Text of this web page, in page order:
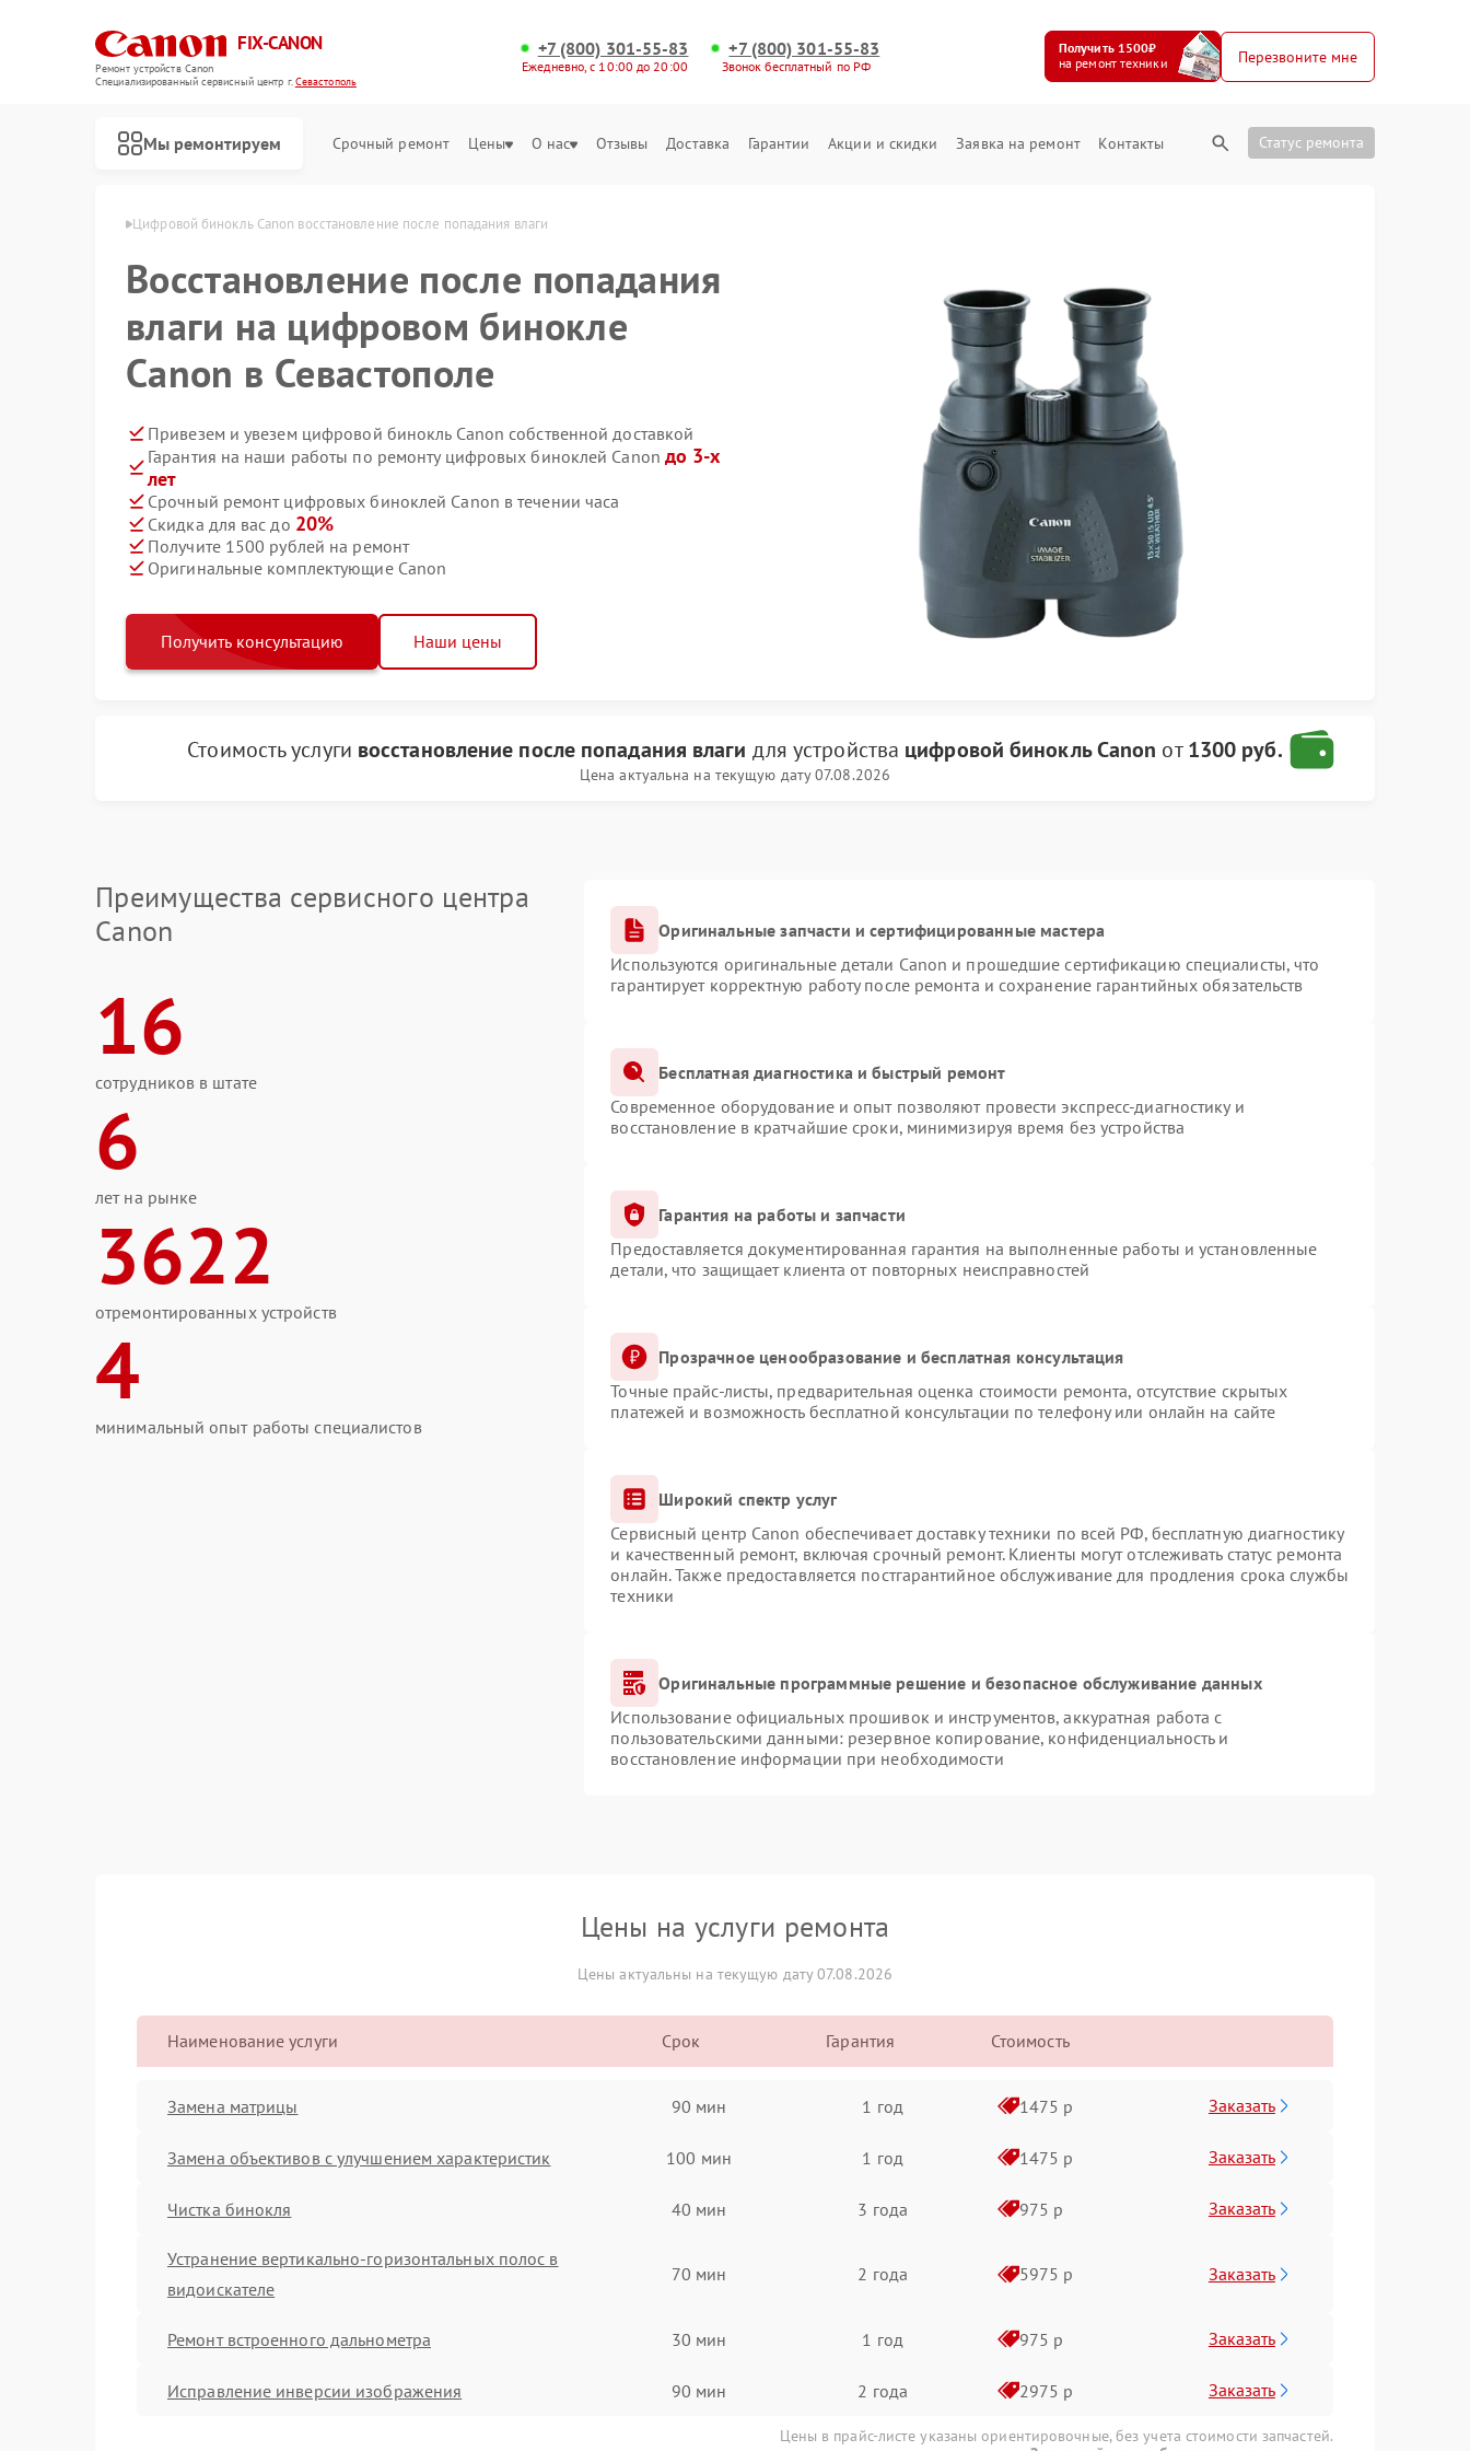
FIX-CANON
Ремонт устройств Canon
Специализированный cервисный центр г.Севастополь
+7 (800) 301-55-83
Ежедневно, с 10:00 до 20:00
+7 (800) 301-55-83
Звонок бесплатный по РФ
Получить 1500₽
на ремонт техники
Перезвоните мне
Мы ремонтируем Срочный ремонт Цены О нас Отзывы Доставка Гарантии Акции и скидки Заявка на ремонт Контакты Статус ремонта
в Севастополе Цифровой бинокль Canon восстановление после попадания влаги
Восстановление после попадания
влаги на цифровом бинокле
Canon в Севастополе
Привезем и увезем цифровой бинокль Canon собственной доставкой
Гарантия на наши работы по ремонту цифровых биноклей Canon до 3-х
лет
Срочный ремонт цифровых биноклей Canon в течении часа
Скидка для вас до 20%
Получите 1500 рублей на ремонт
Оригинальные комплектующие Canon
Получить консультацию Наши цены
Стоимость услуги восстановление после попадания влаги для устройства цифровой бинокль Canon от1300 руб.
Цена актуальна на текущую дату 07.08.2026
Преимущества сервисного центра
Canon
16
сотрудников в штате
6
лет на рынке
3622
отремонтированных устройств
4
минимальный опыт работы специалистов
Оригинальные запчасти и сертифицированные мастера
Используются оригинальные детали Canon и прошедшие сертификацию специалисты, что
гарантирует корректную работу после ремонта и сохранение гарантийных обязательств
Бесплатная диагностика и быстрый ремонт
Современное оборудование и опыт позволяют провести экспресс-диагностику и
восстановление в кратчайшие сроки, минимизируя время без устройства
Гарантия на работы и запчасти
Предоставляется документированная гарантия на выполненные работы и установленные
детали, что защищает клиента от повторных неисправностей
Прозрачное ценообразование и бесплатная консультация
Точные прайс-листы, предварительная оценка стоимости ремонта, отсутствие скрытых
платежей и возможность бесплатной консультации по телефону или онлайн на сайте
Широкий спектр услуг
Сервисный центр Canon обеспечивает доставку техники по всей РФ, бесплатную диагностику
и качественный ремонт, включая срочный ремонт. Клиенты могут отслеживать статус ремонта
онлайн. Также предоставляется постгарантийное обслуживание для продления срока службы
техники
Оригинальные программные решение и безопасное обслуживание данных
Использование официальных прошивок и инструментов, аккуратная работа с
пользовательскими данными: резервное копирование, конфиденциальность и
восстановление информации при необходимости
Цены на услуги ремонта
Цены актуальны на текущую дату 07.08.2026
Наименование услуги Срок Гарантия Стоимость
Замена матрицы 90 мин 1 год 1475 р Заказать
Замена объективов с улучшением характеристик 100 мин 1 год 1475 р Заказать
Чистка бинокля 40 мин 3 года 975 р Заказать
Устранение вертикально-горизонтальных полос в
видоискателе
70 мин 2 года 5975 р Заказать
Ремонт встроенного дальнометра 30 мин 1 год 975 р Заказать
Исправление инверсии изображения 90 мин 2 года 2975 р Заказать
Цены в прайс-листе указаны ориентировочные, без учета стоимости запчастей.